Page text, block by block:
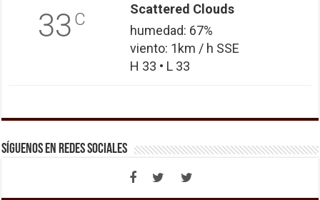
33 C
Scattered Clouds
humedad: 67%
viento: 1km / h SSE
H 33 • L 33
Síguenos en Redes Sociales